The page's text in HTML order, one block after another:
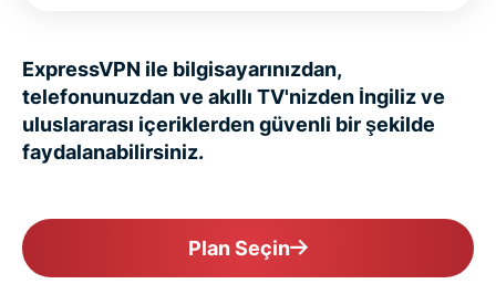
ExpressVPN ile bilgisayarınızdan,
telefonunuzdan ve akıllı TV'nizden İngiliz ve
uluslararası içeriklerden güvenli bir şekilde
faydalanabilirsiniz.
Plan Seçin